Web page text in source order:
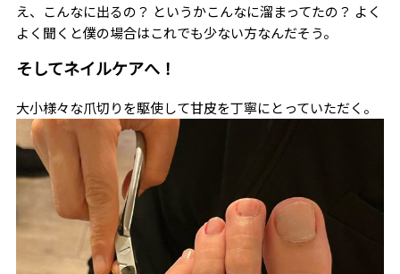
え、こんなに出るの？ というかこんなに溜まってたの？ よく
よく聞くと僕の場合はこれでも少ない方なんだそう。
そしてネイルケアへ！
大小様々な爪切りを駆使して甘皮を丁寧にとっていただく。